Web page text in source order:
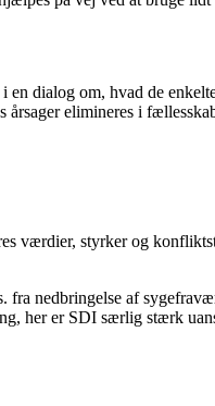
dialog om, hvad de
årsager elimineres i
værdier, styrker og
nedbringelse af
her er SDI særlig stærk